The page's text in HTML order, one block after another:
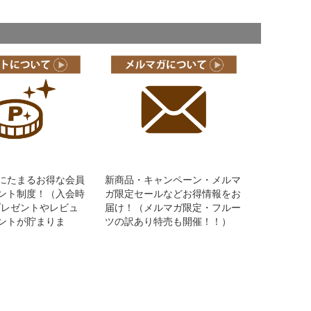
たまるお得な会員
ト制度！（入会時
ゼントやレビュ
トが貯まりま
新商品・キャンペーン・メルマ
ガ限定セールなどお得情報をお
届け！（メルマガ限定・フルー
ツの訳あり特売も開催！！）